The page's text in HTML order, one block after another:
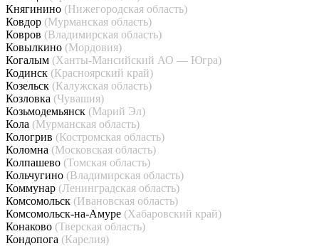
Княгинино (Нижегородская область)
Ковдор (Мурманская область)
Ковров (Владимирская область)
Ковылкино (Мордовия)
Когалым (Ханты-Мансийский АО — Югра)
Кодинск (Красноярский край)
Козельск (Калужская область)
Козловка (Чувашия)
Козьмодемьянск (Марий Эл)
Кола (Мурманская область)
Кологрив (Костромская область)
Коломна (Московская область)
Колпашево (Томская область)
Кольчугино (Владимирская область)
Коммунар (Ленинградская область)
Комсомольск (Ивановская область)
Комсомольск-на-Амуре (Хабаровский край)
Конаково (Тверская область)
Кондопога (Карелия)